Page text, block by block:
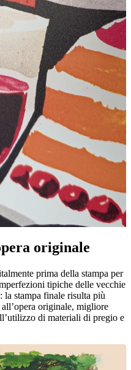
originale
prima della stampa per
tipiche delle vecchie
la stampa finale risulta più
originale, migliore
di materiali di pregio e